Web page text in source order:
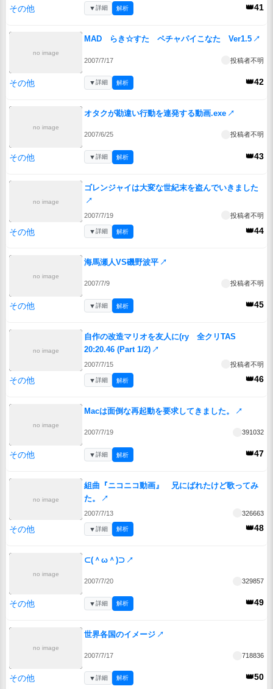
その他 👑41
▼詳細 解析
no image
MAD らき☆すた ペチャパイこなた Ver1.5 ↗
2007/7/17 投稿者不明
その他 👑42
▼詳細 解析
no image
オタクが勘違い行動を連発する動画.exe ↗
2007/6/25 投稿者不明
その他 👑43
▼詳細 解析
no image
ゴレンジャイは大変な世紀末を盗んでいきました
↗
2007/7/19 投稿者不明
その他 👑44
▼詳細 解析
no image
海馬瀬人VS磯野波平 ↗
2007/7/9 投稿者不明
その他 👑45
▼詳細 解析
no image
自作の改造マリオを友人に(ry 全クリTAS
20:20.46 (Part 1/2) ↗
2007/7/15 投稿者不明
その他 👑46
▼詳細 解析
no image
Macは面倒な再起動を要求してきました。 ↗
2007/7/19 391032
その他 👑47
▼詳細 解析
no image
組曲『ニコニコ動画』 兄にばれたけど歌ってみ
た。
↗
2007/7/13 326663
その他 👑48
▼詳細 解析
no image
⊂(＾ω＾)⊃ ↗
2007/7/20 329857
その他 👑49
▼詳細 解析
no image
世界各国のイメージ ↗
2007/7/17 718836
その他 👑50
▼詳細 解析